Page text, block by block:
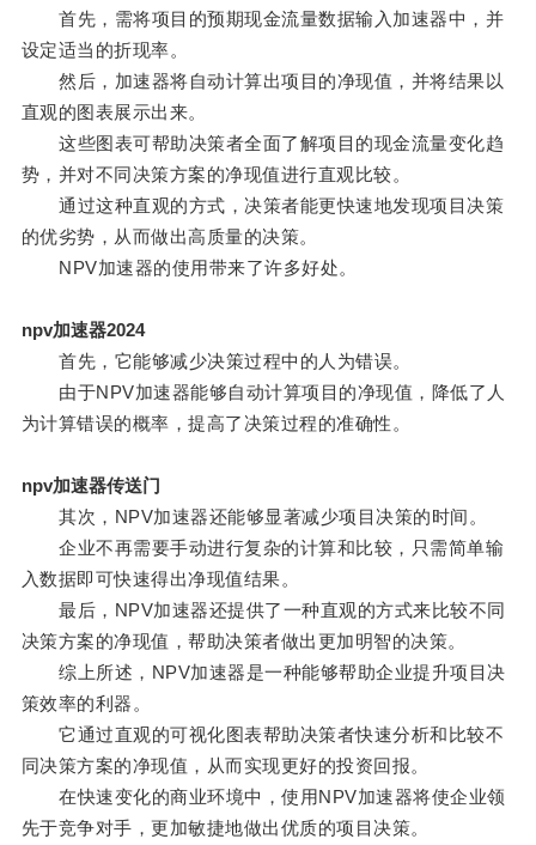
首先，需将项目的预期现金流量数据输入加速器中，并
设定适当的折现率。
然后，加速器将自动计算出项目的净现值，并将结果以
直观的图表展示出来。
这些图表可帮助决策者全面了解项目的现金流量变化趋
势，并对不同决策方案的净现值进行直观比较。
通过这种直观的方式，决策者能更快速地发现项目决策
的优劣势，从而做出高质量的决策。
NPV加速器的使用带来了许多好处。
npv加速器2024
首先，它能够减少决策过程中的人为错误。
由于NPV加速器能够自动计算项目的净现值，降低了人
为计算错误的概率，提高了决策过程的准确性。
npv加速器传送门
其次，NPV加速器还能够显著减少项目决策的时间。
企业不再需要手动进行复杂的计算和比较，只需简单输
入数据即可快速得出净现值结果。
最后，NPV加速器还提供了一种直观的方式来比较不同
决策方案的净现值，帮助决策者做出更加明智的决策。
综上所述，NPV加速器是一种能够帮助企业提升项目决
策效率的利器。
它通过直观的可视化图表帮助决策者快速分析和比较不
同决策方案的净现值，从而实现更好的投资回报。
在快速变化的商业环境中，使用NPV加速器将使企业领
先于竞争对手，更加敏捷地做出优质的项目决策。